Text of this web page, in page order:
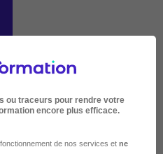
Très courte
ou traceurs pour rendre votre
encore plus efficace.
de nos services et ne